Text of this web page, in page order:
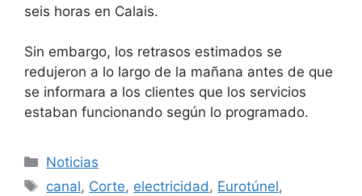
seis horas en Calais.
Sin embargo, los retrasos estimados se
redujeron a lo largo de la mañana antes de que
se informara a los clientes que los servicios
estaban funcionando según lo programado.
Categorías
Noticias
Etiquetas
canal, Corte, electricidad, Eurotúnel,